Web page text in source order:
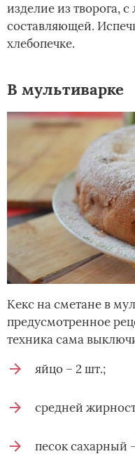
изделие из творога,
составляющей.
хлебопечке.­
В мультиварке
Кекс на сметане в
предусмотренное
техника сама
яйцо – 2 шт.;
средней
песок сахарный